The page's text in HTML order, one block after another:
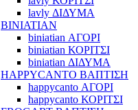
lavly ΔΙΔΥΜΑ
BINIATIAN
biniatian ΑΓΟΡΙ
biniatian ΚΟΡΙΤΣΙ
biniatian ΔΙΔΥΜΑ
HAPPYCANTO ΒΑΠΤΙΣΗ
happycanto ΑΓΟΡΙ
happycanto ΚΟΡΙΤΣΙ